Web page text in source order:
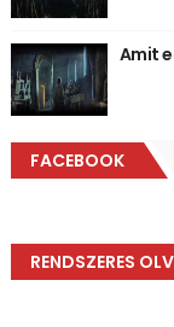
Amit
FACEBOOK
RENDSZERES